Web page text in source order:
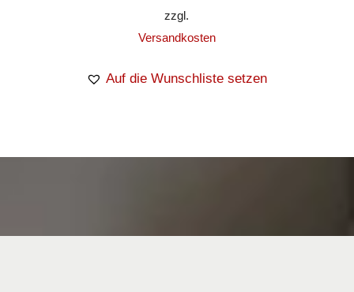
zzgl.
Versandkosten
Auf die Wunschliste setzen